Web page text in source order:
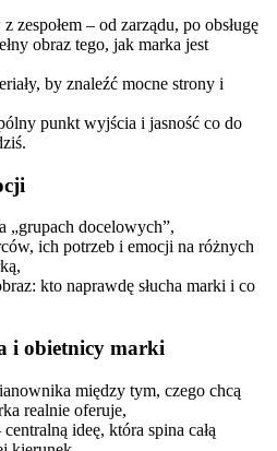
zespołem – od zarządu, po obsługę
obraz tego, jak marka jest
by znaleźć mocne strony i
punkt wyjścia i jasność co do
„grupach docelowych”,
ich potrzeb i emocji na różnych
kto naprawdę słucha marki i co
i obietnicy marki
między tym, czego chcą
realnie oferuje,
ideę, która spina całą